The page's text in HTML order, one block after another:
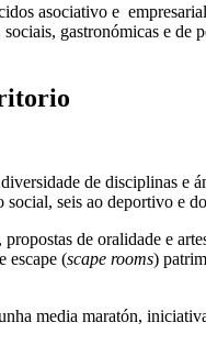
asociativo e
gastronómicas e
de disciplinas
seis ao deportivo e
de oralidade e
escape (scape rooms)
media maratón,